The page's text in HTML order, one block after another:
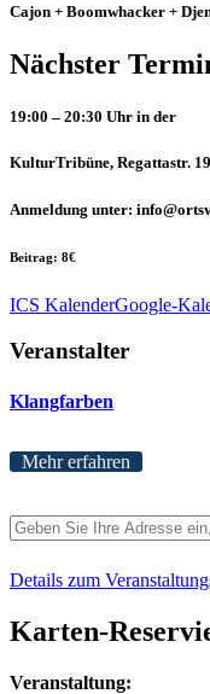
Cajon + Boomwhacker +
Nächster
19:00 – 20:30 Uhr in der
KulturTribüne, Regattastr.
Anmeldung unter:
Beitrag: 8€
ICS KalenderGoogle-
Veranstalter
Klangfarben
Mehr erfahren
Details zum
Karten-
Veranstaltung: